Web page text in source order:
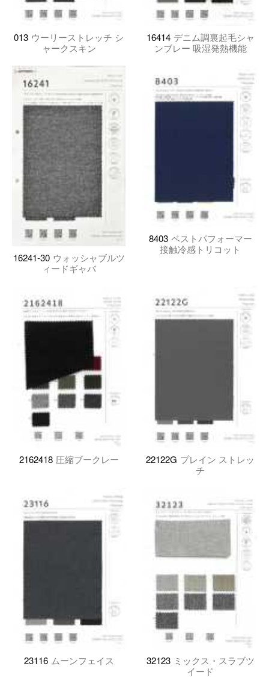
013 ウーリーストレッチ シ
ャークスキン
16414 デニム調裏起毛シャ
ンブレー 吸湿発熱機能
16241-30 ウォッシャブルツ
ィードギャバ
8403 ベストパフォーマー
接触冷感トリコット
2162418 圧縮ブークレー 22122G プレイン ストレッ
チ
23116 ムーンフェイス 32123 ミックス・スラブツ
イード